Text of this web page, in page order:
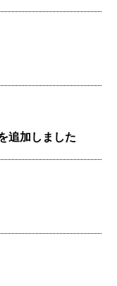
追加しました